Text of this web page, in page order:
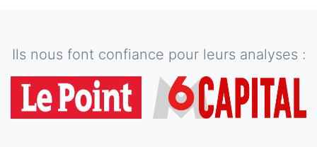
Ils nous font confiance pour leurs analyses :